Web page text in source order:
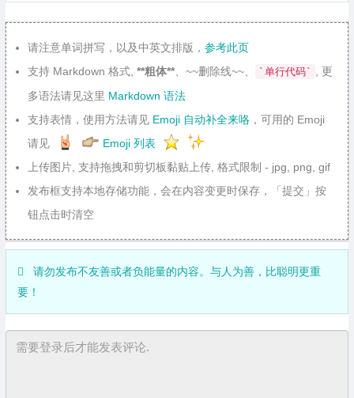
请注意单词拼写，以及中英文排版， 参考此页
支持 Markdown 格式, **粗体** 、~~删除线~~、 `单行代码`
, 更
多语法请见这里 Markdown 语法
支持表情，使用方法请见 Emoji 自动补全来咯 ，可用的 Emoji
请见
Emoji 列表
上传图片, 支持拖拽和剪切板黏贴上传, 格式限制 - jpg, png, gif
发布框支持本地存储功能，会在内容变更时保存，「提交」按
钮点击时清空
请勿发布不友善或者负能量的内容。与人为善，比聪明更重
要！